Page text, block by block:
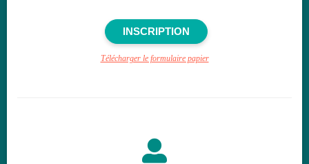
INSCRIPTION
Télécharger le formulaire papier
